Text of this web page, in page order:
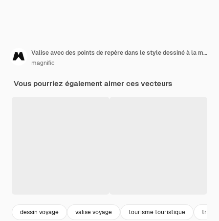
Valise avec des points de repère dans le style dessiné à la main
magnific
Vous pourriez également aimer ces vecteurs
dessin voyage valise voyage tourisme touristique